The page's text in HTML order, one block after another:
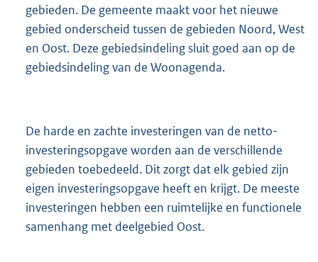
gebieden. De gemeente maakt voor het nieuwe
gebied onderscheid tussen de gebieden Noord, West
en Oost. Deze gebiedsindeling sluit goed aan op de
gebiedsindeling van de Woonagenda.
De harde en zachte investeringen van de netto-
investeringsopgave worden aan de verschillende
gebieden toebedeeld. Dit zorgt dat elk gebied zijn
eigen investeringsopgave heeft en krijgt. De meeste
investeringen hebben een ruimtelijke en functionele
samenhang met deelgebied Oost.